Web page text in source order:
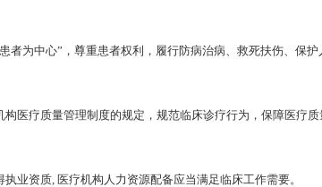
中心”，尊重患者权利，履行防病治病、救死扶伤、保护
疗质量管理制度的规定，规范临床诊疗行为，保障医疗质
资质, 医疗机构人力资源配备应当满足临床工作需要。